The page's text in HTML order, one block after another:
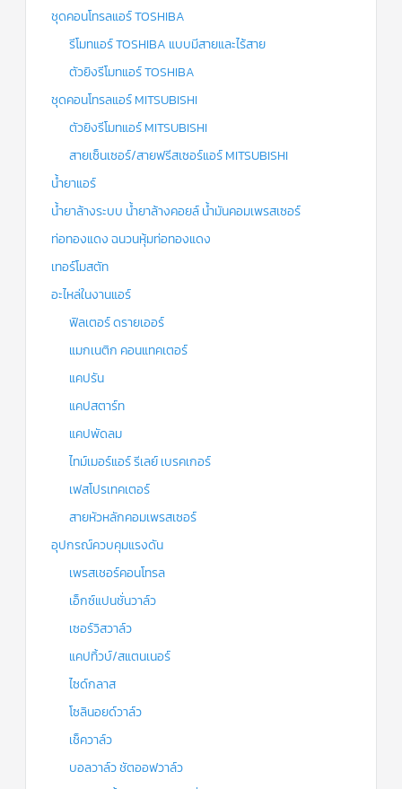
ชุดคอนโทรลแอร์ TOSHIBA
รีโมทแอร์ TOSHIBA แบบมีสายและไร้สาย
ตัวยิงรีโมทแอร์ TOSHIBA
ชุดคอนโทรลแอร์ MITSUBISHI
ตัวยิงรีโมทแอร์ MITSUBISHI
สายเซ็นเซอร์/สายฟรีสเซอร์แอร์ MITSUBISHI
น้ำยาแอร์
น้ำยาล้างระบบ น้ำยาล้างคอยล์ น้ำมันคอมเพรสเซอร์
ท่อทองแดง ฉนวนหุ้มท่อทองแดง
เทอร์โมสตัท
อะไหล่ในงานแอร์
ฟิลเตอร์ ดรายเออร์
แมกเนติก คอนแทคเตอร์
แคปรัน
แคปสตาร์ท
แคปพัดลม
ไทม์เมอร์แอร์ รีเลย์ เบรคเกอร์
เฟสโปรเทคเตอร์
สายหัวหลักคอมเพรสเซอร์
อุปกรณ์ควบคุมแรงดัน
เพรสเชอร์คอนโทรล
เอ็กซ์แปนชั่นวาล์ว
เซอร์วิสวาล์ว
แคปทิ้วบ์/สแตนเนอร์
ไซด์กลาส
โซลินอยด์วาล์ว
เช็ควาล์ว
บอลวาล์ว ชัตออฟวาล์ว